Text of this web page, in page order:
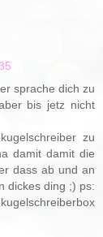
sprache dich zu
bis jetz nicht
zu
damit damit die
dass ab und an
dickes ding ;) ps: